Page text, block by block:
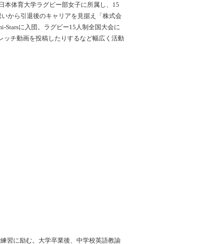
本体育大学ラグビー部女子に所属し、15
から引退後のキャリアを見据え「株式会
に入団。ラグビー15人制全国大会に
チ動画を投稿したりするなど幅広く活動
習に励む。大学卒業後、中学校英語教諭